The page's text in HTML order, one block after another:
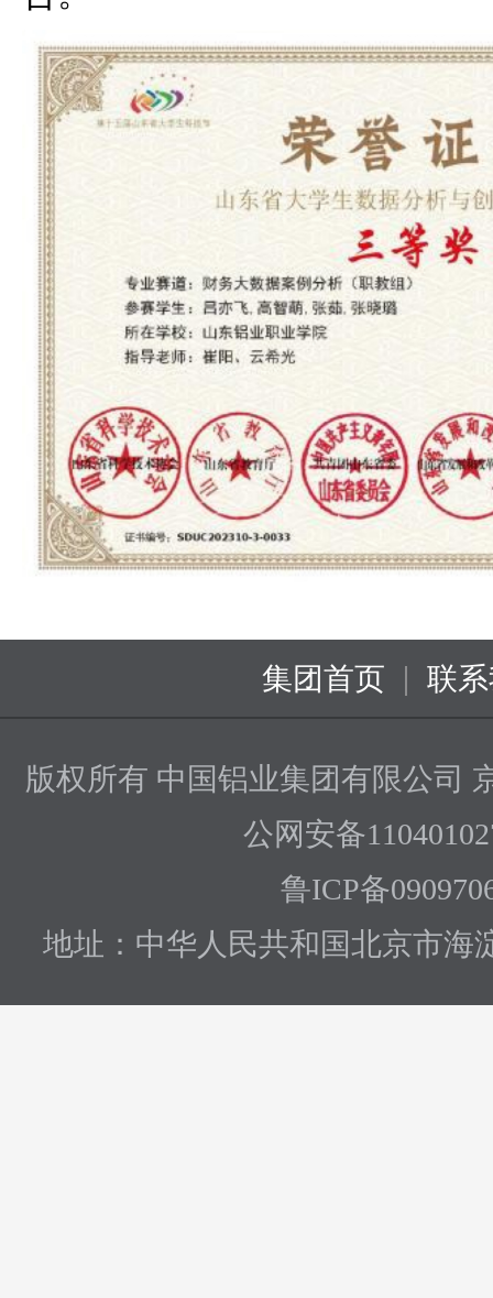
集团首页 | 联
版权所有 中国铝业集团有限公司
公网安备
鲁ICP备
地址：中华人民共和国北京市海